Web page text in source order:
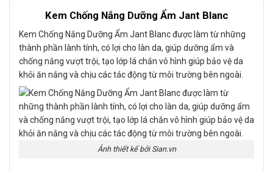
Kem Chống Nắng Dưỡng Ẩm Jant Blanc
Kem Chống Nắng Dưỡng Ẩm Jant Blanc được làm từ những
thành phần lành tính, có lợi cho làn da, giúp dưỡng ẩm và
chống nắng vượt trội, tạo lớp lá chắn vô hình giúp bảo vệ da
khỏi ăn nắng và chịu các tác động từ môi trường bên ngoài.
Ảnh thiết kế bởi Sian.vn